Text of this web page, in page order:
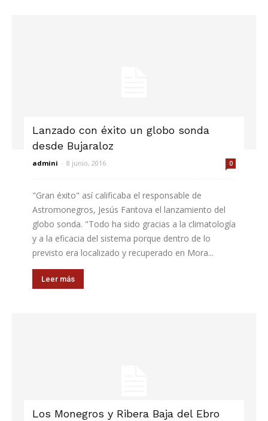
Lanzado con éxito un globo sonda
desde Bujaraloz
admini - 8 junio, 2016 0
"Gran éxito" así calificaba el responsable de
Astromonegros, Jesús Fantova el lanzamiento del
globo sonda. "Todo ha sido gracias a la climatología
y a la eficacia del sistema porque dentro de lo
previsto era localizado y recuperado en Mora...
Leer más
Los Monegros y Ribera Baja del Ebro